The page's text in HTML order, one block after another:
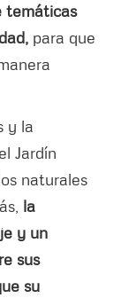
temáticas
para que
y la
Jardín
naturales
la
y un
sus
su